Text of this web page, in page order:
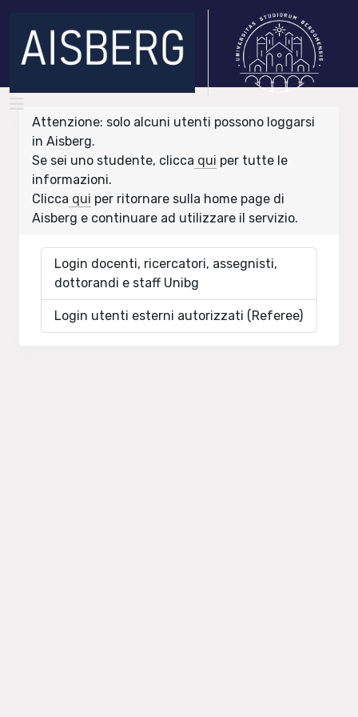
Attenzione: solo alcuni utenti possono loggarsi
in Aisberg.
Se sei uno studente, clicca qui per tutte le
informazioni.
Clicca qui per ritornare sulla home page di
Aisberg e continuare ad utilizzare il servizio.
Login docenti, ricercatori, assegnisti,
dottorandi e staff Unibg
Login utenti esterni autorizzati (Referee)